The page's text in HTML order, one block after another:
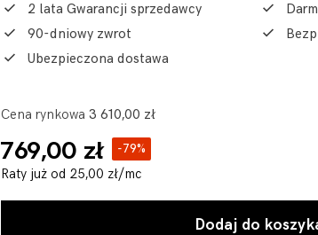
2 lata Gwarancji sprzedawcy
90-dniowy zwrot
Ubezpieczona dostawa
Cena rynkowa 3 610,00 zł
769,00 zł -79%
Raty już od 25,00 zł/mc
Dodaj do